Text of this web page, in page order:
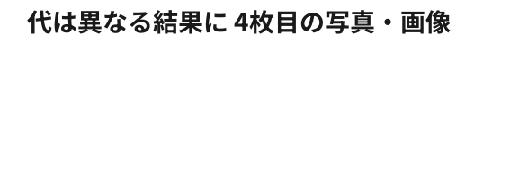
代は異なる結果に 4枚目の写真・画像